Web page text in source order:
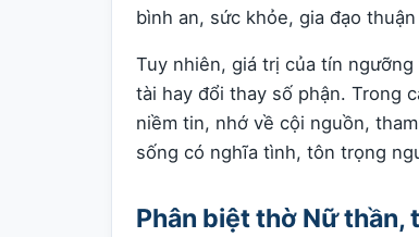
bình an, sức khỏe, gia đạo
Tuy nhiên, giá trị của tín
tài hay đổi thay số phận. Trong
niềm tin, nhớ về cội nguồn,
sống có nghĩa tình, tôn trọng
Phân biệt thờ Nữ thần,